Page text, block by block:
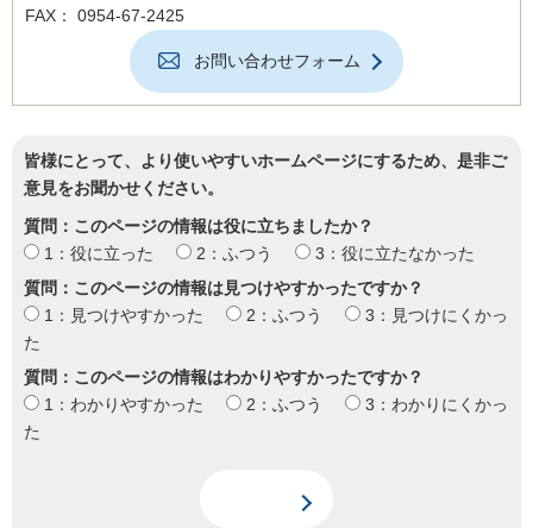
FAX： 0954-67-2425
お問い合わせフォーム
皆様にとって、より使いやすいホームページにするため、是非ご
意見をお聞かせください。
質問：このページの情報は役に立ちましたか？
1：役に立った
2：ふつう
3：役に立たなかった
質問：このページの情報は見つけやすかったですか？
1：見つけやすかった
2：ふつう
3：見つけにくかっ
た
質問：このページの情報はわかりやすかったですか？
1：わかりやすかった
2：ふつう
3：わかりにくかっ
た